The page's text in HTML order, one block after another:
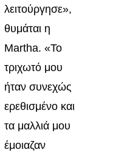
λειτούργησε»,
θυμάται η
Martha. «Το
τριχωτό μου
ήταν συνεχώς
ερεθισμένο και
τα μαλλιά μου
έμοιαζαν